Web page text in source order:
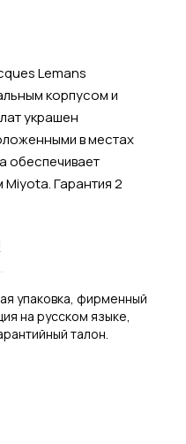
Lemans
корпусом и
украшен
в местах
обеспечивает
Гарантия 2
упаковка, фирменный
на русском языке,
талон.